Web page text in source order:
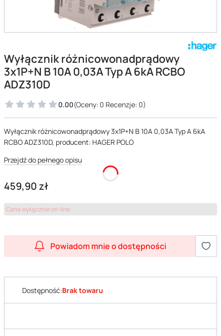
Wyłącznik różnicowonadprądowy
3x1P+N B 10A 0,03A Typ A 6kA RCBO
ADZ310D
0.00(Oceny: 0 Recenzje: 0)
Wyłącznik różnicowonadprądowy 3x1P+N B 10A 0,03A Typ A 6kA
RCBO ADZ310D, producent: HAGER POLO
Przejdź do pełnego opisu
Cena
459,90 zł
Cena wyłącznie on-line
Powiadom mnie o dostępności
Dostępność:Brak towaru